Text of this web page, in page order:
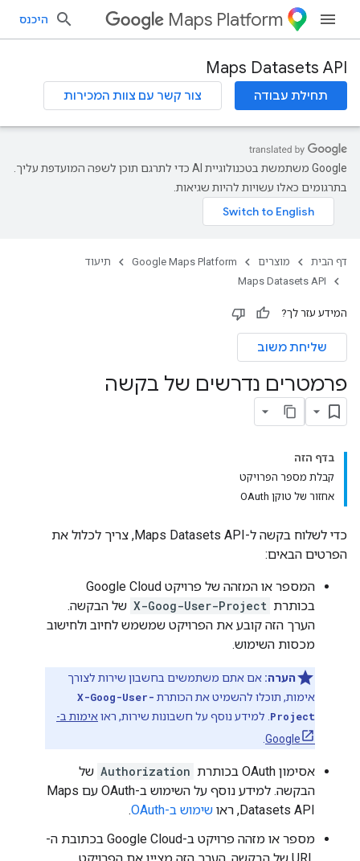
Maps Platform היכנס
Maps Datasets API
תחילת עבודה צור קשר עם צוות המכירות
‫Google משתמשת בטכנולוגיית AI כדי לתרגם תוכן לשפה המועדפת עליך.
בתרגומים כאלו עשויות להיות שגיאות.
דף הבית מוצרים Google Maps Platform
תיעוד
Maps Datasets API
המידע עזר לך?
שליחת משוב
פרמטרים נדרשים של בקשה
בדף הזה
קבלת מספר הפרויקט
אחזור של טוקן OAuth
כדי לשלוח בקשה ל-Maps Datasets API, צריך לכלול את
הפרטים הבאים:
המספר או המזהה של פרויקט Google Cloud
בכותרת X-Goog-User-Project של הבקשה.
הערך הזה קובע את הפרויקט שמשמש לחיוב ולחישוב
מכסות השימוש.
הערה: אם אתם משתמשים בחשבון שירות לצורך
אימות, תוכלו להשמיט את הכותרת X-Goog-User-
Project . למידע נוסף על חשבונות שירות, ראואימות ב-
Google
אסימון OAuth בכותרת Authorization של
הבקשה. למידע נוסף על השימוש ב-OAuth עם Maps
Datasets API, ראו
שימוש ב-OAuth
.
מספר או מזהה פרויקט ב-Google Cloud בכתובת ה-